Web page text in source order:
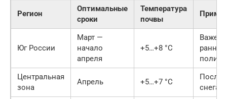
Регион
Оптимальные
сроки
Температура
почвы
Юг России
Март —
начало
апреля
+5…+8 °C
Важен
ранний
полив
Центральная
зона
Апрель +5…+7 °C
После
снега